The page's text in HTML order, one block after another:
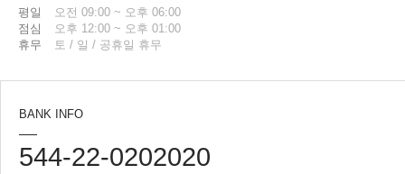
평일
오전 09:00 ~ 오후 06:00
점심
오후 12:00 ~ 오후 01:00
휴무
토 / 일 / 공휴일 휴무
BANK INFO
544-22-0202020